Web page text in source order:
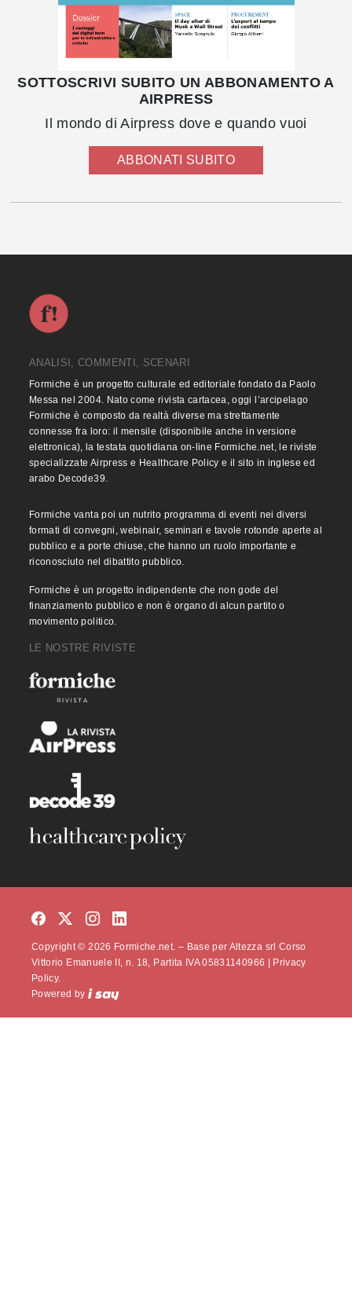
SOTTOSCRIVI SUBITO UN ABBONAMENTO A
AIRPRESS
Il mondo di Airpress dove e quando vuoi
ABBONATI SUBITO
ANALISI, COMMENTI, SCENARI
Formiche è un progetto culturale ed editoriale fondato da Paolo
Messa nel 2004. Nato come rivista cartacea, oggi l’arcipelago
Formiche è composto da realtà diverse ma strettamente
connesse fra loro: il mensile (disponibile anche in versione
elettronica), la testata quotidiana on-line Formiche.net, le riviste
specializzate Airpress e Healthcare Policy e il sito in inglese ed
arabo Decode39.
Formiche vanta poi un nutrito programma di eventi nei diversi
formati di convegni, webinair, seminari e tavole rotonde aperte al
pubblico e a porte chiuse, che hanno un ruolo importante e
riconosciuto nel dibattito pubblico.
Formiche è un progetto indipendente che non gode del
finanziamento pubblico e non è organo di alcun partito o
movimento politico.
LE NOSTRE RIVISTE
Copyright © 2026 Formiche.net. – Base per Altezza srl Corso
Vittorio Emanuele II, n. 18, Partita IVA 05831140966 |
Privacy
Policy.
Powered by